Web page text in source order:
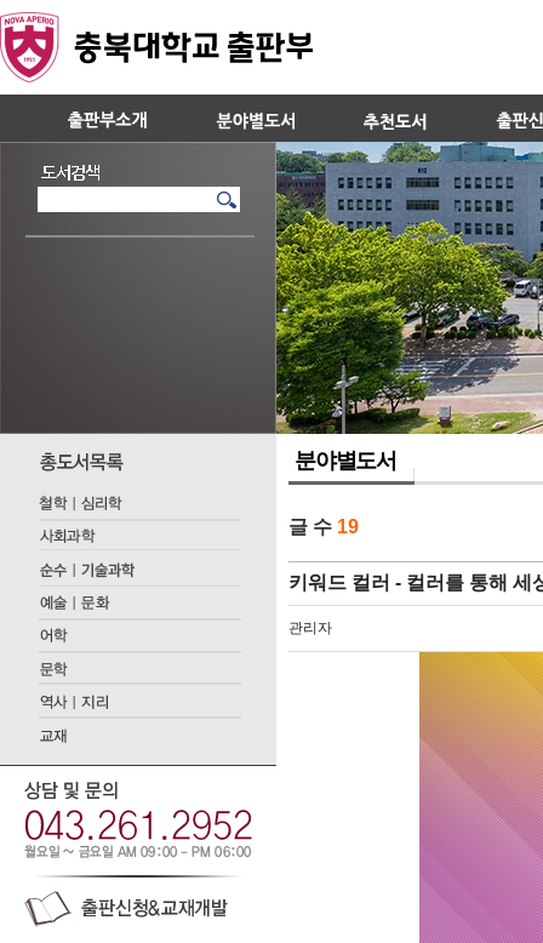
분야별도서
글 수 19
키워드 컬러 - 컬러를 통해 세
관리자